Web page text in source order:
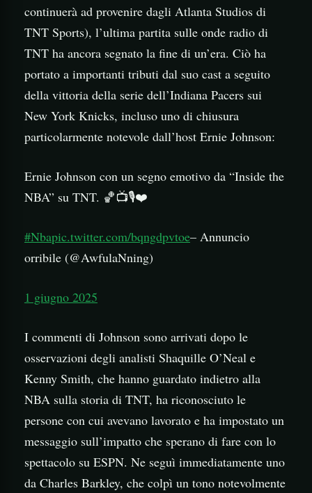
continuerà ad provenire dagli Atlanta Studios di
TNT Sports), l’ultima partita sulle onde radio di
TNT ha ancora segnato la fine di un’era. Ciò ha
portato a importanti tributi dal suo cast a seguito
della vittoria della serie dell’Indiana Pacers sui
New York Knicks, incluso uno di chiusura
particolarmente notevole dall’host Ernie Johnson:
Ernie Johnson con un segno emotivo da “Inside the
NBA” su TNT. 🏀📺🎙️❤️
#Nbapic.twitter.com/bqngdpvtoe– Annuncio
orribile (@AwfulaNning)
1 giugno 2025
I commenti di Johnson sono arrivati dopo le
osservazioni degli analisti Shaquille O’Neal e
Kenny Smith, che hanno guardato indietro alla
NBA sulla storia di TNT, ha riconosciuto le
persone con cui avevano lavorato e ha impostato un
messaggio sull’impatto che sperano di fare con lo
spettacolo su ESPN. Ne seguì immediatamente uno
da Charles Barkley, che colpì un tono notevolmente